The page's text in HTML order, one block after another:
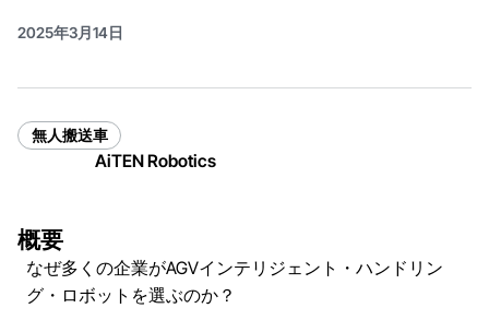
2025年3月14日
無人搬送車
AiTEN Robotics
概要
なぜ多くの企業がAGVインテリジェント・ハンドリン
グ・ロボットを選ぶのか？